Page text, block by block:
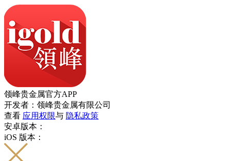
领峰贵金属官方APP
开发者：领峰贵金属有限公司
查看 应用权限与 隐私政策
安卓版本：
iOS 版本：